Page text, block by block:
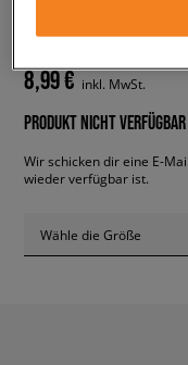
8,99 € inkl. MwSt.
PRODUKT NICHT VERFÜGBAR
Wir schicken dir eine E-
wieder verfügbar ist.
Wähle die Größe